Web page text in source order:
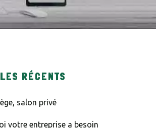
RÉCENTS
salon privé
votre entreprise a besoin